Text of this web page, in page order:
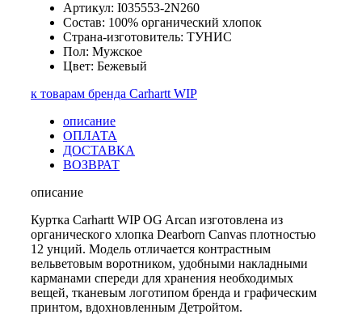
Артикул: I035553-2N260
Состав: 100% органический хлопок
Страна-изготовитель: ТУНИС
Пол: Мужское
Цвет: Бежевый
к товарам бренда Carhartt WIP
описание
ОПЛАТА
ДОСТАВКА
ВОЗВРАТ
описание
Куртка Carhartt WIP OG Arcan изготовлена из
органического хлопка Dearborn Canvas плотностью
12 унций. Модель отличается контрастным
вельветовым воротником, удобными накладными
карманами спереди для хранения необходимых
вещей, тканевым логотипом бренда и графическим
принтом, вдохновленным Детройтом.